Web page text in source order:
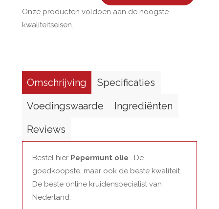
Onze producten voldoen aan de hoogste
kwaliteitseisen.
Omschrijving
Specificaties
Voedingswaarde
Ingrediënten
Reviews
Bestel hier Pepermunt olie . De
goedkoopste, maar ook de beste kwaliteit.
De beste online kruidenspecialist van
Nederland.